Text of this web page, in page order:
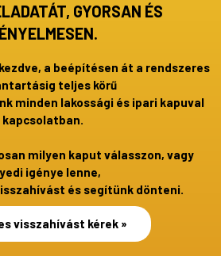
GYORSAN ÉS
a beépítésen át a rendszeres
teljes körű
minden lakossági és ipari kapuval
kapcsolatban.
milyen kaput válasszon, vagy
igénye lenne,
és segítünk dönteni.
visszahívást kérek »